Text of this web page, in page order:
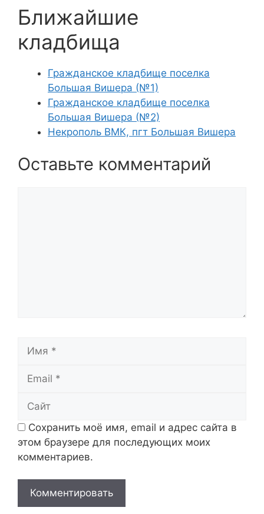
Ближайшие
кладбища
Гражданское кладбище поселка
Большая Вишера (№1)
Гражданское кладбище поселка
Большая Вишера (№2)
Некрополь ВМК, пгт Большая Вишера
Оставьте комментарий
Сохранить моё имя, email и адрес сайта в
этом браузере для последующих моих
комментариев.